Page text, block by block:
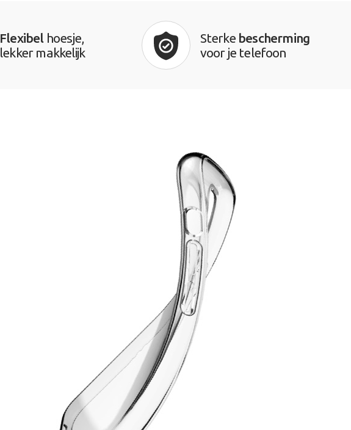
Flexibelhoesje,
lekker makkelijk
Sterke bescherming
voor je telefoon